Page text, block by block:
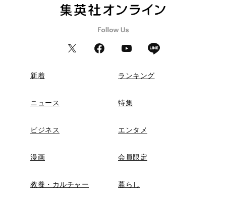
新着 ランキング
ニュース 特集
ビジネス エンタメ
漫画 会員限定
教養・カルチャー 暮らし